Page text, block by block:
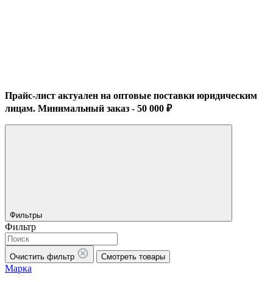
Прайс-лист актуален на оптовые поставки юридическим
лицам. Минимальный заказ - 50 000 ₽
Фильтры
Фильтр
Очистить фильтр Смотреть товары
Марка